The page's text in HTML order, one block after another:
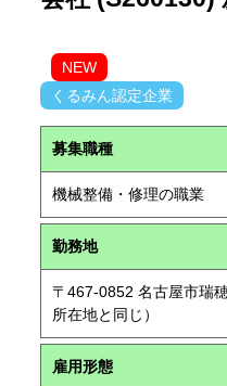
NEW
くるみん認定企業
募集職種
機械整備・修理の職業
勤務地
〒467-0852 名古屋市瑞
所在地と同じ）
雇用形態